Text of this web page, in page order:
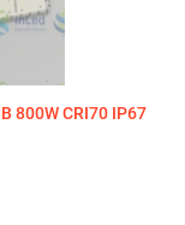
800W CRI70 IP67